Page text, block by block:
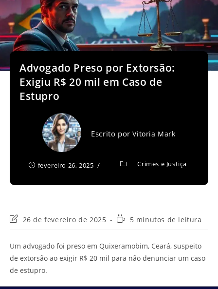
Advogado Preso por Extorsão:
Exigiu R$ 20 mil em Caso de
Estupro
Escrito porVitoria Mark
fevereiro 26, 2025 Crimes e Justiça
Última
post:
26 de fevereiro de 2025
Tempo5 minutos de leitura
Um advogado foi preso em Quixeramobim, Ceará, suspeito
de extorsão ao exigir R$ 20 mil para não denunciar um caso
de estupro.